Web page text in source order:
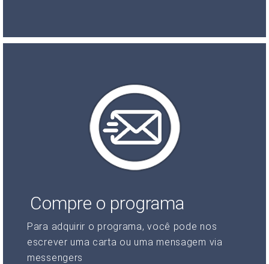
Compre o programa
Para adquirir o programa, você pode nos
escrever uma carta ou uma mensagem via
messengers